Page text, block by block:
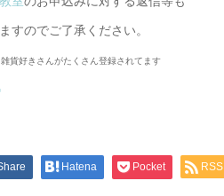
すのでご了承ください。
貨好きさんがたくさん登録されてます
Hatena Pocket RSS